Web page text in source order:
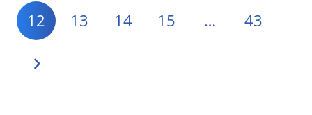
12 13 14 15 … 43